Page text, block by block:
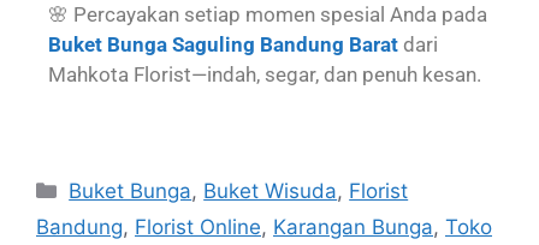
🌸 Percayakan setiap momen spesial Anda pada
Buket Bunga Saguling Bandung Barat dari
Mahkota Florist—indah, segar, dan penuh kesan.
Buket Bunga, Buket Wisuda, Florist
Bandung, Florist Online, Karangan Bunga, Toko